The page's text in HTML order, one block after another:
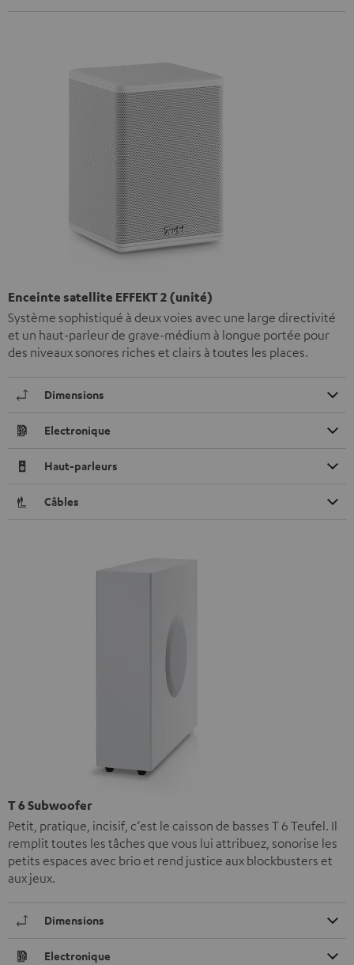
Enceinte satellite EFFEKT 2 (unité)
Système sophistiqué à deux voies avec une large directivité
et un haut-parleur de grave-médium à longue portée pour
des niveaux sonores riches et clairs à toutes les places.
Dimensions
Electronique
Haut-parleurs
Câbles
T 6 Subwoofer
Petit, pratique, incisif, c‘est le caisson de basses T 6 Teufel. Il
remplit toutes les tâches que vous lui attribuez, sonorise les
petits espaces avec brio et rend justice aux blockbusters et
aux jeux.
Dimensions
Electronique